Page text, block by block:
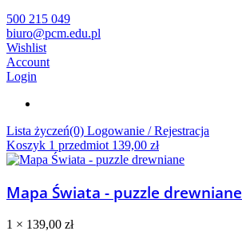
500 215 049
biuro@pcm.edu.pl
Wishlist
Account
Login
Lista życzeń(0) Logowanie / Rejestracja
Koszyk 1 przedmiot 139,00 zł
Mapa Świata - puzzle drewniane
1 × 139,00 zł